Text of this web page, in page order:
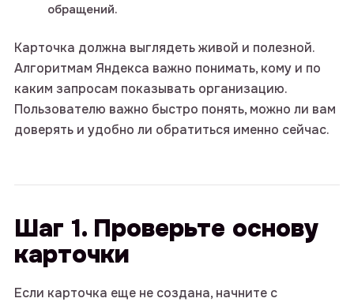
обращений.
Карточка должна выглядеть живой и полезной.
Алгоритмам Яндекса важно понимать, кому и по
каким запросам показывать организацию.
Пользователю важно быстро понять, можно ли вам
доверять и удобно ли обратиться именно сейчас.
Шаг 1. Проверьте основу
карточки
Если карточка еще не создана, начните с